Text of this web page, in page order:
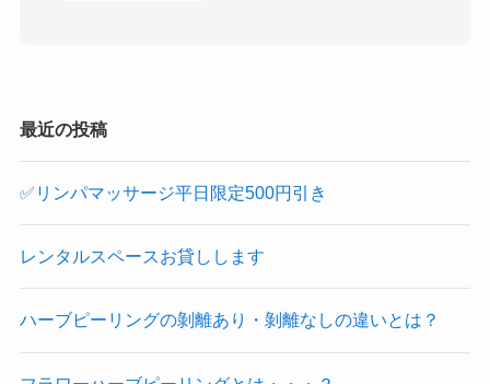
最近の投稿
✅リンパマッサージ平日限定500円引き
レンタルスペースお貸しします
ハーブピーリングの剝離あり・剝離なしの違いとは？